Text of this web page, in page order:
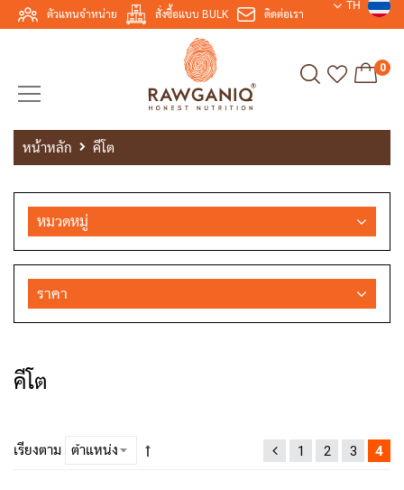
ตัวแทนจำหน่าย สั่งซื้อแบบ BULK ติดต่อเรา
TH
0
หน้าหลัก คีโต
คีโต
เรียงตาม 1 2 3 4
หมวดหมู่
ราคา